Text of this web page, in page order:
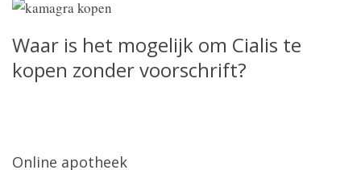
Waar is het mogelijk om Cialis te
kopen zonder voorschrift?
Online apotheek